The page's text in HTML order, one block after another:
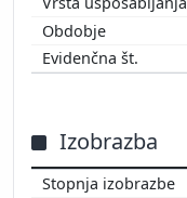
Izobrazba